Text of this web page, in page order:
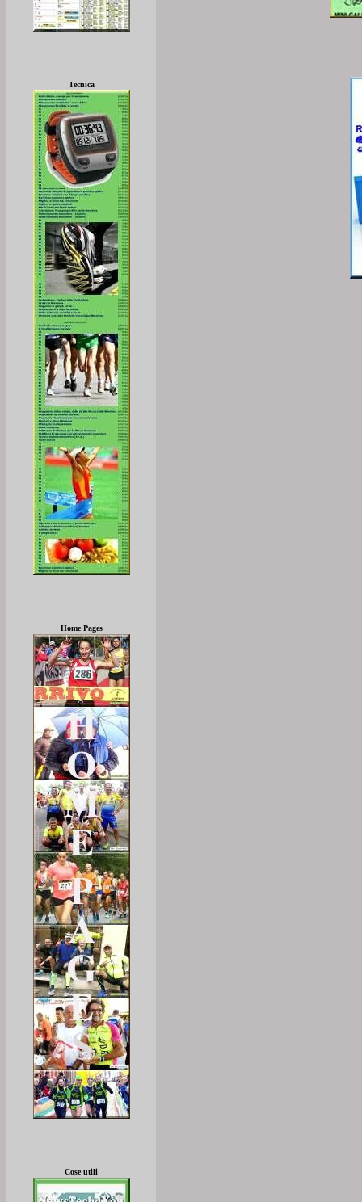
Tecnica
Home Pages
Cose utili